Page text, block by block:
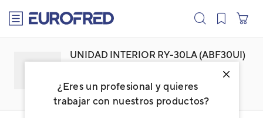
¿Eres un profesional y quieres
trabajar con nuestros productos?
UNIDAD INTERIOR RY-30LA (ABF30UI)
Código: 3NFE8341
Ref. fabricante: RY30LA